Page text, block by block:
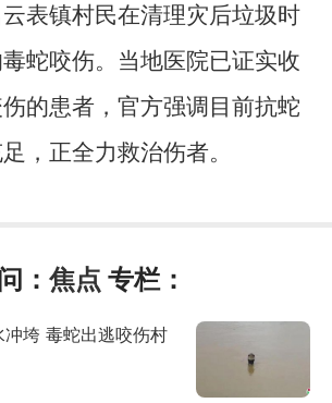
表镇村民在清理灾后垃圾时
蛇咬伤。当地医院已证实收
的患者，官方强调目前抗蛇
，正全力救治伤者。
： 焦点 专栏：
垮 毒蛇出逃咬伤村